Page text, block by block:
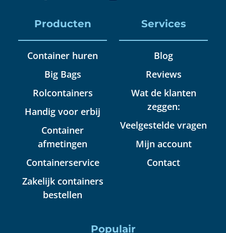
Producten
Container huren
Big Bags
Rolcontainers
Handig voor erbij
Container
afmetingen
Containerservice
Zakelijk containers
bestellen
Services
Blog
Reviews
Wat de klanten
zeggen:
Veelgestelde vragen
Mijn account
Contact
Populair